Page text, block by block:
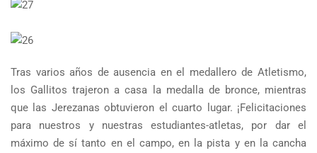
Tras varios años de ausencia en el medallero de Atletismo,
los Gallitos trajeron a casa la medalla de bronce, mientras
que las Jerezanas obtuvieron el cuarto lugar. ¡Felicitaciones
para nuestros y nuestras estudiantes-atletas, por dar el
máximo de sí tanto en el campo, en la pista y en la cancha